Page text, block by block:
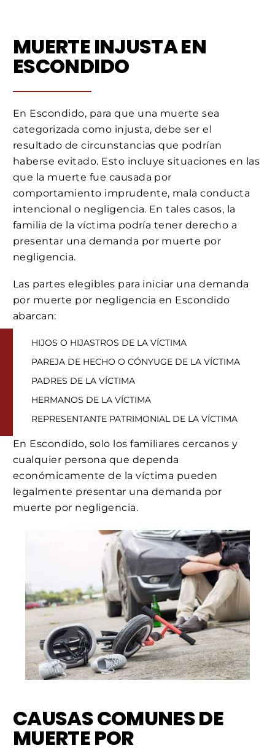
MUERTE INJUSTA EN
ESCONDIDO
En Escondido, para que una muerte sea
categorizada como injusta, debe ser el
resultado de circunstancias que podrían
haberse evitado. Esto incluye situaciones en las
que la muerte fue causada por
comportamiento imprudente, mala conducta
intencional o negligencia. En tales casos, la
familia de la víctima podría tener derecho a
presentar una demanda por muerte por
negligencia.
Las partes elegibles para iniciar una demanda
por muerte por negligencia en Escondido
abarcan:
HIJOS O HIJASTROS DE LA VÍCTIMA
PAREJA DE HECHO O CÓNYUGE DE LA VÍCTIMA
PADRES DE LA VÍCTIMA
HERMANOS DE LA VÍCTIMA
REPRESENTANTE PATRIMONIAL DE LA VÍCTIMA
En Escondido, solo los familiares cercanos y
cualquier persona que dependa
económicamente de la víctima pueden
legalmente presentar una demanda por
muerte por negligencia.
CAUSAS COMUNES DE
MUERTE POR